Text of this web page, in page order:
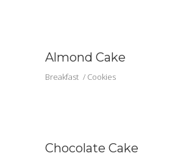
Almond Cake
Breakfast Cookies
Chocolate Cake